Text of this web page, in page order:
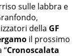
sulle labbra e
della GF
il prossimo
“Cronoscalata